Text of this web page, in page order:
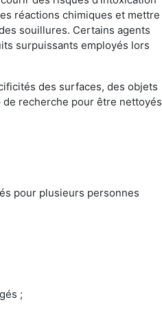
réactions chimiques et mettre
souillures. Certains agents
surpuissants employés lors
des surfaces, des objets
de recherche pour être nettoyés
pour plusieurs personnes
;